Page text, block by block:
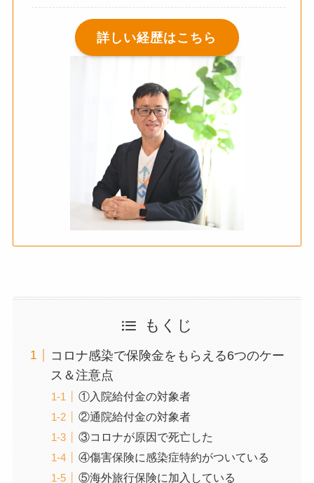
詳しい経歴はこちら
もくじ
コロナ感染で保険金をもらえる6つのケー
ス＆注意点
①入院給付金の対象者
②通院給付金の対象者
③コロナが原因で死亡した
④傷害保険に感染症特約がついている
⑤海外旅行保険に加入している